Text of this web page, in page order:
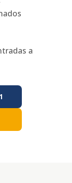
a